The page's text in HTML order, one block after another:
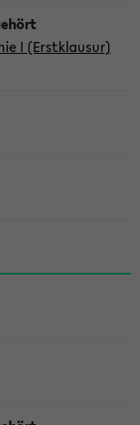
I (Erstklausur)